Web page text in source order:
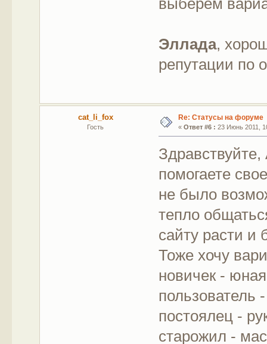
выберем
Эллада,
репутации по
cat_li_fox
Гость
Re: Статусы на форуме
« Ответ #6 : 23 Июнь 2011,
помогаете
не было
тепло
сайту расти и
Тоже хочу
новичек -
пользователь
постоялец -
старожил -